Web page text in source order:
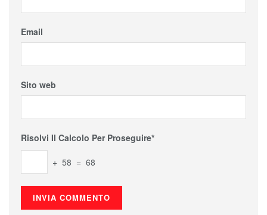
Email
Sito web
Risolvi Il Calcolo Per Proseguire*
+ 58 = 68